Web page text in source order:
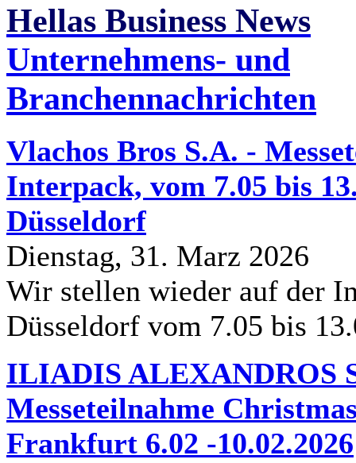
Hellas Business News
Unternehmens- und
Branchennachrichten
Vlachos Bros S.A. -
Interpack, vom 7.05 bis
Düsseldorf
Dienstag, 31. Marz 2026
Wir stellen wieder auf der
Düsseldorf vom 7.05 bis
ILIADIS ALEXANDROS
Messeteilnahme
Frankfurt 6.02 -10.02.2026